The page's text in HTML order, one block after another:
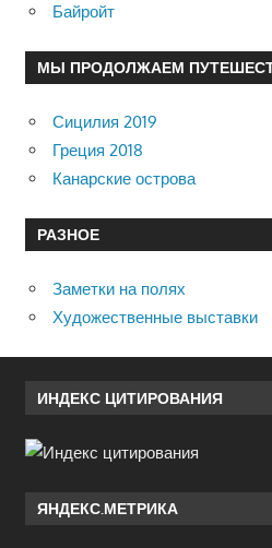
Байройт
МЫ ПРОДОЛЖАЕМ
Сицилия 2019
Греция 2018
Канарские острова
РАЗНОЕ
Заметки на полях
Художественные выставки
ИНДЕКС ЦИТИРОВАНИЯ
ЯНДЕКС.МЕТРИКА